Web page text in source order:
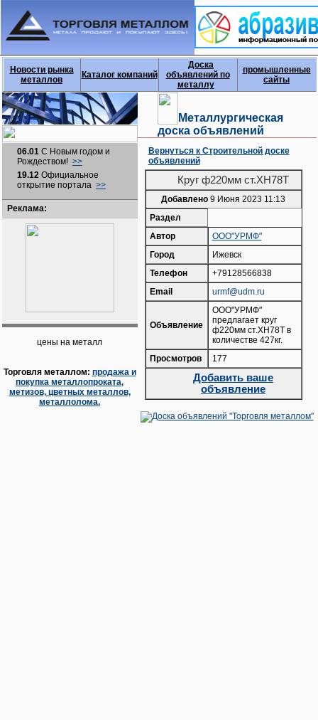
Новости рынка
металлов
Каталог компаний
Доска
объявлений по
металлу
промышленные
сайты
06.01 С Новым годом и
Рождеством! >>
19.12 Официальное
открытие портала >>
Реклама:
цены на металл
Торговля металлом: продажа и
покупка металлопроката,
метизов, цветных металлов,
металлолома.
Металлургическая
доска объявлений
Вернуться к Строительной доске
объявлений
Круг ф220мм ст.ХН78Т
Добавлено 9 Июня 2023 11:13
Раздел
Автор
ООО"УРМФ"
Город
Ижевск
Телефон
+79128566838
Email
urmf@udm.ru
Объявление
ООО"УРМФ"
предлагает круг
ф220мм ст.ХН78Т в
количестве 427кг.
Просмотров
177
Добавить ваше
объявление